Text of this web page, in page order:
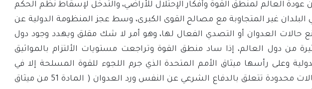
عودة العالم لمنطق القوة وأفكار الإحتلال للأراضي، والتدخل لإسقاط نظم الحكم
البلدان غير المتجاوبة مع مصالح القوى الكبرى، وسط عجز المنظومة الدولية عن
حالات العدوان أو التصدي الفعال لها، وهو أمر لا شك مقلق ويهدد وجود دول
من دول العالم، إذا ساد منطق القوة وتراجعت مستويات الألتزام بالمواثيق
وعلى رأسها ميثاق الأمم المتحدة الذي جرم اللجوء للقوة المسلحة إلا في
حالات محدودة تتعلق بالدفاع الشرعي عن النفس ورد العدوان ( المادة 51 من ميثاق